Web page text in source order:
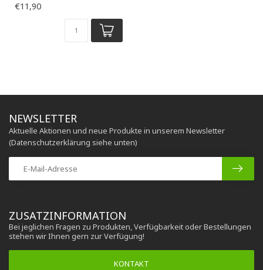
€11,90
ZUSATZINFORMATION
Bei jeglichen Fragen zu Produkten, Verfügbarkeit oder Bestellungen
stehen wir Ihnen gern zur Verfügung!
KONTAKT
NEWSLETTER
Aktuelle Aktionen und neue Produkte in unserem Newsletter
(Datenschutzerklärung siehe unten)